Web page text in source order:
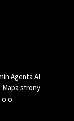
Agenta AI
Mapa strony